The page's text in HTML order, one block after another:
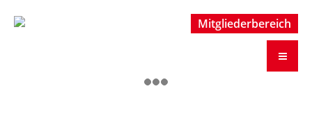
Mitgliederbereich
Mitgliederbereich